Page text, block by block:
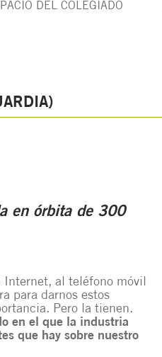
DEL COLEGIADO
en órbita de 300
Internet, al teléfono móvil
para darnos estos
Pero la tienen.
en el que la industria
que hay sobre nuestro